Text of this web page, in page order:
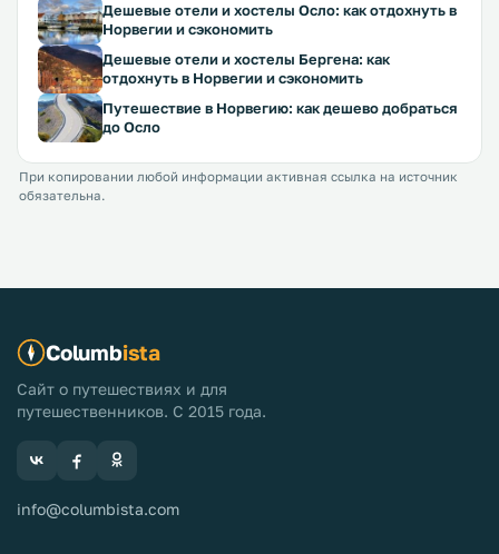
Дешевые отели и хостелы Осло: как отдохнуть в
Норвегии и сэкономить
Дешевые отели и хостелы Бергена: как
отдохнуть в Норвегии и сэкономить
Путешествие в Норвегию: как дешево добраться
до Осло
При копировании любой информации активная ссылка на источник
обязательна.
Columbista
Сайт о путешествиях и для
путешественников. С 2015 года.
info@columbista.com